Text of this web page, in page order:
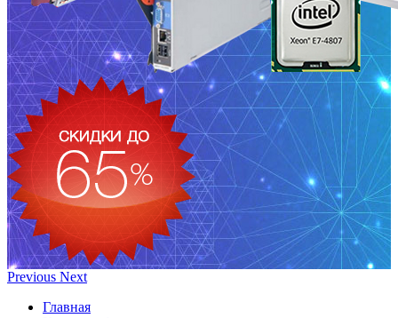
Previous Next
Главная